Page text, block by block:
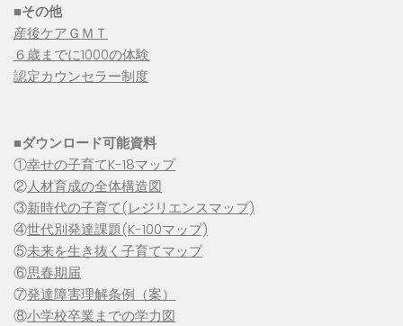
■その他
産後ケアＧＭＴ
６歳までに1000の体験
認定カウンセラー制度
■ダウンロード可能資料
①幸せの子育てK-18マップ
②人材育成の全体構造図
③新時代の子育て(レジリエンスマップ)
④世代別発達課題(K-100マップ)
⑤未来を生き抜く子育てマップ
⑥思春期届
⑦発達障害理解条例（案）
⑧小学校卒業までの学力図